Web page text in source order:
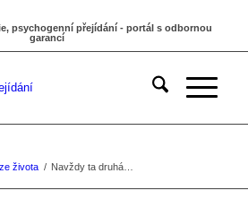
psychogenní přejídání - portál s odbornou
garancí
života / Navždy ta druhá…